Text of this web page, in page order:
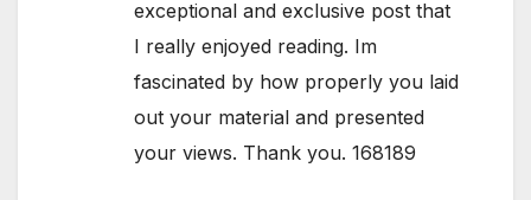
exceptional and exclusive post that
I really enjoyed reading. Im
fascinated by how properly you laid
out your material and presented
your views. Thank you. 168189